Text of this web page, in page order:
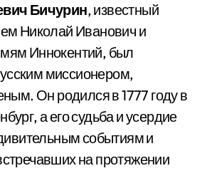
Бичурин, известный
Николай Иванович и
Иннокентий, был
миссионером,
Он родился в 1777 году в
а его судьба и усердие
событиям и
на протяжении